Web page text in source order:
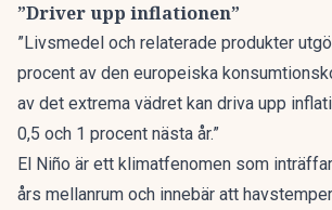
”Driver upp inflationen”
”Livsmedel och relaterade produkter
procent av den europeiska
av det extrema vädret kan driva upp
0,5 och 1 procent nästa år.”
El Niño är ett klimatfenomen som
års mellanrum och innebär att